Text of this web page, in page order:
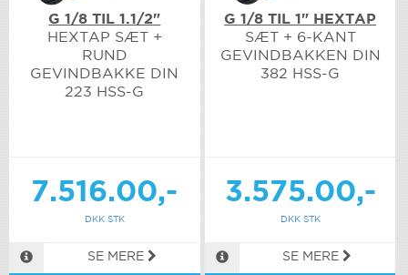
G 1/8 TIL 1.1/2"
HEXTAP SÆT +
RUND
GEVINDBAKKE DIN
223 HSS-G
7.516.00,-
DKK STK
SE MERE
G 1/8 TIL 1" HEXTAP
SÆT + 6-KANT
GEVINDBAKKEN DIN
382 HSS-G
3.575.00,-
DKK STK
SE MERE